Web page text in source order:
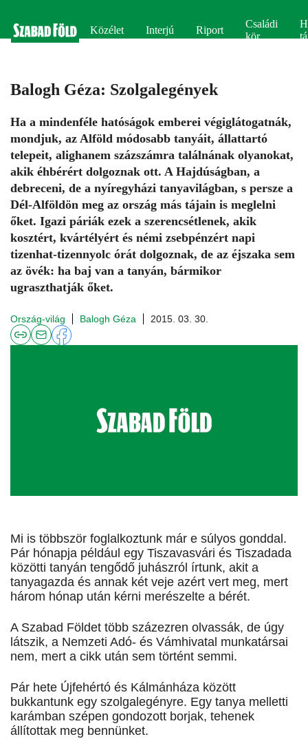
Közélet Interjú Riport
Családi
kör
Balogh Géza: Szolgalegények
Ha a mindenféle hatóságok emberei végiglátogatnák,
mondjuk, az Alföld módosabb tanyáit, állattartó
telepeit, alighanem százszámra találnának olyanokat,
akik éhbérért dolgoznak ott. A Hajdúságban, a
debreceni, de a nyíregyházi tanyavilágban, s persze a
Dél-Alföldön meg az ország más tájain is meglelni
őket. Igazi páriák ezek a szerencsétlenek, akik
kosztért, kvártélyért és némi zsebpénzért napi
tizenhat-tizennyolc órát dolgoznak, de az éjszaka sem
az övék: ha baj van a tanyán, bármikor
ugraszthatják őket.
Ország-világ Balogh Géza 2015. 03. 30.
Mi is többször foglalkoztunk már e súlyos gonddal.
Pár hónapja például egy Tiszavasvári és Tiszadada
közötti tanyán tengődő juhászról írtunk, akit a
tanyagazda és annak két veje azért vert meg, mert
három hónap után kérni merészelte a bérét.
A Szabad Földet több százezren olvassák, de úgy
látszik, a Nemzeti Adó- és Vámhivatal munkatársai
nem, mert a cikk után sem történt semmi.
Pár hete Újfehértó és Kálmánháza között
bukkantunk egy szolgalegényre. Egy tanya melletti
karámban szépen gondozott borjak, tehenek
állítottak meg bennünket.